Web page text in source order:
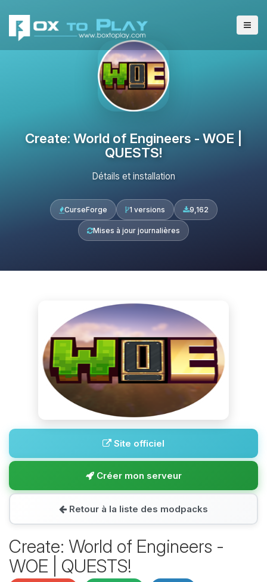
Create: World of Engineers - WOE |
QUESTS!
Détails et installation
CurseForge 1 versions 9,162
Mises à jour journalières
Site officiel
Créer mon serveur
Retour à la liste des modpacks
Create: World of Engineers -
WOE | QUESTS!